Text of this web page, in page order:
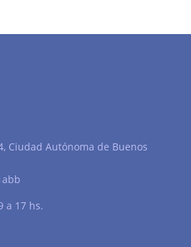
Ciudad Autónoma de Buenos
a 17 hs.